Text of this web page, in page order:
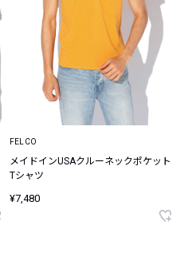
FELCO
メイドインUSAクルーネックポケット
Tシャツ
¥7,480